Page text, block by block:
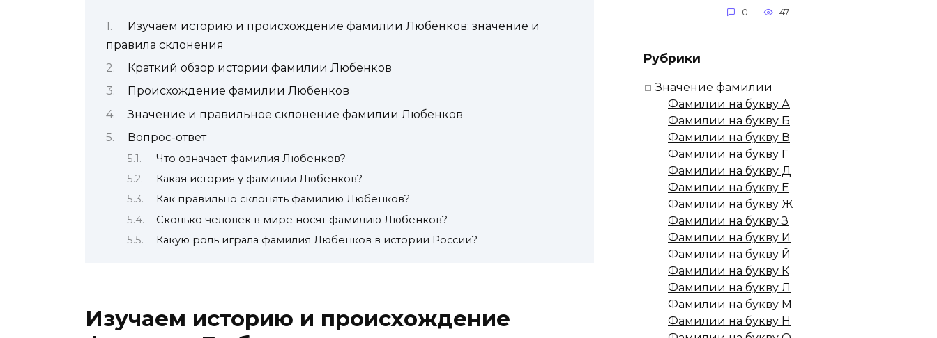
Изучаем историю и происхождение фамилии Любенков: значение и
правила склонения
Краткий обзор истории фамилии Любенков
Происхождение фамилии Любенков
Значение и правильное склонение фамилии Любенков
Вопрос-ответ
Что означает фамилия Любенков?
Какая история у фамилии Любенков?
Как правильно склонять фамилию Любенков?
Сколько человек в мире носят фамилию Любенков?
Какую роль играла фамилия Любенков в истории России?
Изучаем историю и происхождение
0 47
Рубрики
Значение фамилии
Фамилии на букву А
Фамилии на букву Б
Фамилии на букву В
Фамилии на букву Г
Фамилии на букву Д
Фамилии на букву Е
Фамилии на букву Ж
Фамилии на букву З
Фамилии на букву И
Фамилии на букву Й
Фамилии на букву К
Фамилии на букву Л
Фамилии на букву М
Фамилии на букву Н